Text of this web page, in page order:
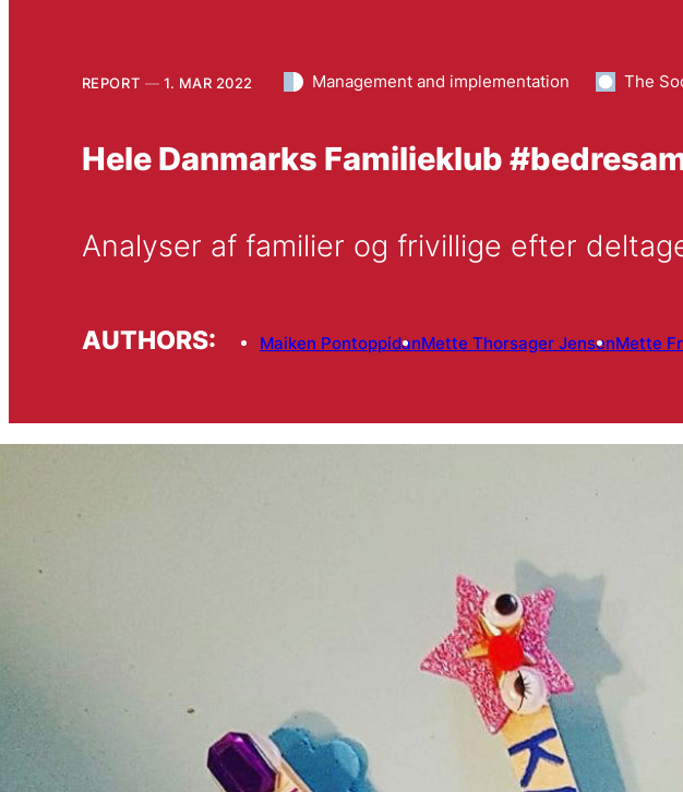
REPORT 1. MAR 2022 Management and implementation The
Hele Danmarks Familieklub
Analyser af familier og frivillige efter
AUTHORS: Maiken PontoppidanMette Thorsager JensenMette